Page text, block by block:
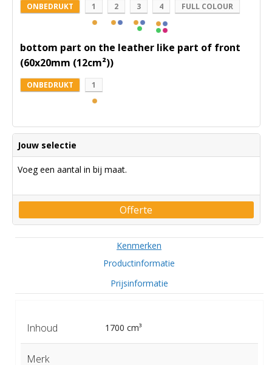
ONBEDRUKT 1 2 3 4 FULL COLOUR
bottom part on the leather like part of front
(60x20mm (12cm²))
ONBEDRUKT 1
Jouw selectie
Voeg een aantal in bij maat.
Offerte
Kenmerken
Productinformatie
Prijsinformatie
Inhoud 1700 cm³
Merk